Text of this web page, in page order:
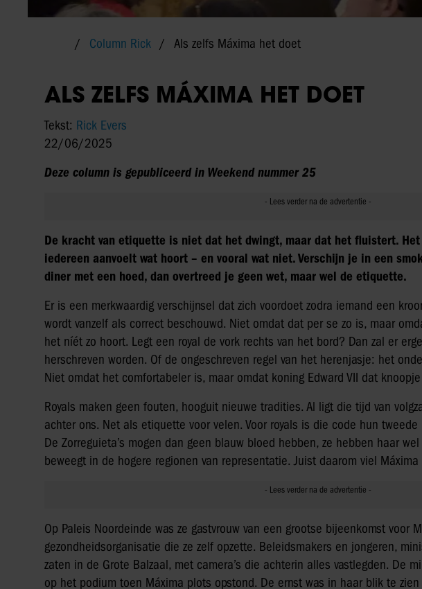
Column Rick Als zelfs Máxima het doet
ALS ZELFS MÁXIMA HET DOET
Tekst: Rick Evers
22/06/2025
Deze column is gepubliceerd in Weekend nummer 25
De kracht van etiquette is niet dat het dwingt, maar dat het fluistert.
iedereen aanvoelt wat hoort – en vooral wat niet. Verschijn je in een
diner met een hoed, dan overtreed je geen wet, maar wel de etiquette.
Er is een merkwaardig verschijnsel dat zich voordoet zodra iemand een
wordt vanzelf als correct beschouwd. Niet omdat dat per se zo is, maar
het níét zo hoort. Legt een royal de vork rechts van het bord? Dan zal er
herschreven worden. Of de ongeschreven regel van het herenjasje: het
Niet omdat het comfortabeler is, maar omdat koning Edward VII dat
Royals maken geen fouten, hooguit nieuwe tradities. Al ligt die tijd van
achter ons. Net als etiquette voor velen. Voor royals is die code hun
De Zorreguieta’s mogen dan geen blauw bloed hebben, ze hebben haar
beweegt in de hogere regionen van representatie. Juist daarom viel Máxima
Op Paleis Noordeinde was ze gastvrouw van een grootse bijeenkomst voor
gezondheidsorganisatie die ze zelf opzette. Beleidsmakers en jongeren,
zaten in de Grote Balzaal, met camera’s die achterin alles vastlegden. De
op het podium toen Máxima plots opstond. De ernst was in haar blik te